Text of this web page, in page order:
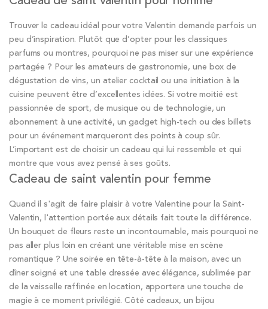
Trouver le cadeau idéal pour votre Valentin demande parfois un
peu d’inspiration. Plutôt que d’opter pour les classiques
parfums ou montres, pourquoi ne pas miser sur une expérience
partagée ? Pour les amateurs de gastronomie, une box de
dégustation de vins, un atelier cocktail ou une initiation à la
cuisine peuvent être d’excellentes idées. Si votre moitié est
passionnée de sport, de musique ou de technologie, un
abonnement à une activité, un gadget high-tech ou des billets
pour un événement marqueront des points à coup sûr.
L’important est de choisir un cadeau qui lui ressemble et qui
montre que vous avez pensé à ses goûts.
Cadeau de saint valentin pour femme
Quand il s'agit de faire plaisir à votre Valentine pour la Saint-
Valentin, l'attention portée aux détails fait toute la différence.
Un bouquet de fleurs reste un incontournable, mais pourquoi ne
pas aller plus loin en créant une véritable mise en scène
romantique ? Une soirée en tête-à-tête à la maison, avec un
dîner soigné et une table dressée avec élégance, sublimée par
de la vaisselle raffinée en location, apportera une touche de
magie à ce moment privilégié. Côté cadeaux, un bijou